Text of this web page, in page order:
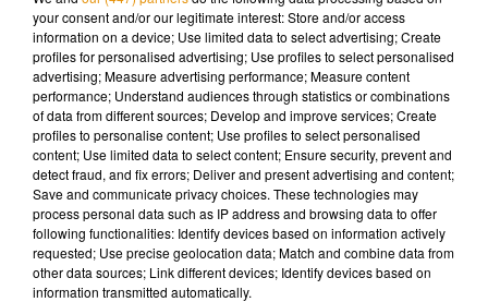
Musique
7 août 2026
Madonna sort enfin le remix de « Love
Sensation » avec Kylie Minogue
your consent and/or our legitimate interest: Store and/or access
information on a device; Use limited data to select advertising; Create
profiles for personalised advertising; Use profiles to select personalised
advertising; Measure advertising performance; Measure content
performance; Understand audiences through statistics or combinations
of data from different sources; Develop and improve services; Create
profiles to personalise content; Use profiles to select personalised
content; Use limited data to select content; Ensure security, prevent and
detect fraud, and fix errors; Deliver and present advertising and content;
Save and communicate privacy choices. These technologies may
process personal data such as IP address and browsing data to offer
following functionalities: Identify devices based on information actively
requested; Use precise geolocation data; Match and combine data from
other data sources; Link different devices; Identify devices based on
information transmitted automatically.